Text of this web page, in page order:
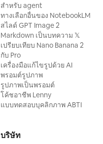
สำหรับ agent
ทางเลือกอื่นของ NotebookLM
สไลด์ GPT Image 2
Markdown เป็นบทความ 𝕏
เปรียบเทียบ Nano Banana 2
กับ Pro
เครื่องมือแก้ไขรูปด้วย AI
พรอมต์รูปภาพ
รูปภาพเป็นพรอมต์
โค้ชอาชีพ Lenny
แบบทดสอบบุคลิกภาพ ABTI
บริษัท